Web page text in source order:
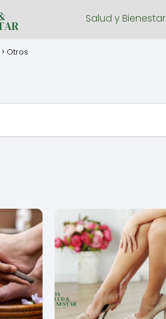
Salud y Bienestar
Otros